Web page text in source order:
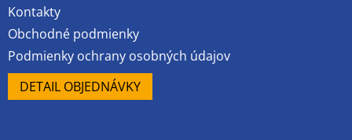
Kontakty
Obchodné podmienky
Podmienky ochrany osobných údajov
DETAIL OBJEDNÁVKY